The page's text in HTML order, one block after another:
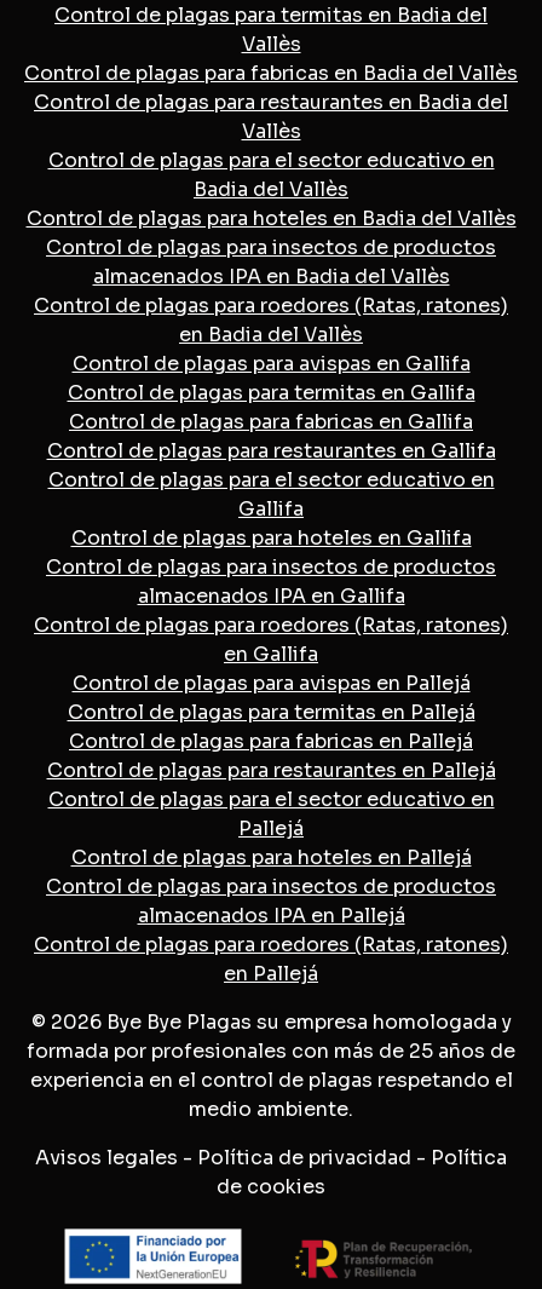
Control de plagas para termitas en Badia del
Vallès
Control de plagas para fabricas en Badia del Vallès
Control de plagas para restaurantes en Badia del
Vallès
Control de plagas para el sector educativo en
Badia del Vallès
Control de plagas para hoteles en Badia del Vallès
Control de plagas para insectos de productos
almacenados IPA en Badia del Vallès
Control de plagas para roedores (Ratas, ratones)
en Badia del Vallès
Control de plagas para avispas en Gallifa
Control de plagas para termitas en Gallifa
Control de plagas para fabricas en Gallifa
Control de plagas para restaurantes en Gallifa
Control de plagas para el sector educativo en
Gallifa
Control de plagas para hoteles en Gallifa
Control de plagas para insectos de productos
almacenados IPA en Gallifa
Control de plagas para roedores (Ratas, ratones)
en Gallifa
Control de plagas para avispas en Pallejá
Control de plagas para termitas en Pallejá
Control de plagas para fabricas en Pallejá
Control de plagas para restaurantes en Pallejá
Control de plagas para el sector educativo en
Pallejá
Control de plagas para hoteles en Pallejá
Control de plagas para insectos de productos
almacenados IPA en Pallejá
Control de plagas para roedores (Ratas, ratones)
en Pallejá
© 2026 Bye Bye Plagas su empresa homologada y
formada por profesionales con más de 25 años de
experiencia en el control de plagas respetando el
medio ambiente.
Avisos legales - Política de privacidad - Política
de cookies